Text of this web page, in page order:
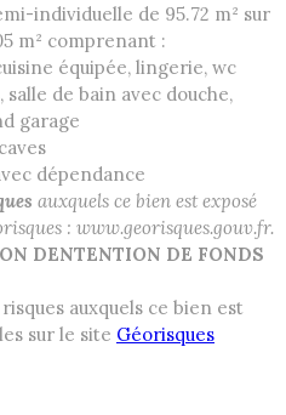
individuelle de 95.72 m² sur
m² comprenant :
équipée, lingerie, wc
de bain avec douche,
garage
dépendance
auxquels ce bien est exposé
: www.georisques.gouv.fr.
DENTENTION DE FONDS
auxquels ce bien est
sur le site Géorisques